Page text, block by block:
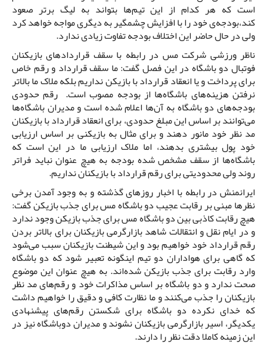
است که هر کدام از این تیم‌ها بتواند به لیگ برتر صعود
کند،بودجه‌ی خود را با افزایش چشمگیر به دیگری مواجه خواهد کرد
ولی در حال حاضر این اختلاف بودجه تفاوت زیادی ندارد.
ناظر ورزشی شرکت مس در رابطه با سقف قراردادهای بازیکنان
فوتبال دو باشگاه در این فصل گفت: ما سقف قرارداد و رقم خاص
برای پرداخت و یا انعقاد قرارداد با بازیکن نداریم بلکه ملاک ما بالاتر
نرفتن هزینه‌های باشگاه‌ها از بودجه مصوب است. رقم حدودی
بودجه‌های دو باشگاه به آن‌ها اعلام شده است و مدیران باشگاه‌ها
می‌توانند بر اساس این مبلغ حدودی، برای انعقاد قرارداد با بازیکنان
مد نظر خود مانور دهند و برای مثال به بازیکنی بر اساس ارزیابی
خود پول بیشتری بدهند، اما ملاک ارزیابی ما در این است که
باشگاه‌ها از سقف مشخص شده بودجه به هیچ عنوان نباید فراتر
روند ولی محدودیتی برای رقم قرارداد با بازیکنان نداریم.
ایرانمنش در رابطه با اخبار روزهای گذشته و به وجود آمدن برخی
نظرها مبنی بر رقابت عجیب دو باشگاه مس برای جذب بازیکن گفت:
هیچ رقابت کاذبی بین دو باشگاه مس برای جذب بازیکن وجود ندارد
و در ایام نقل و انتقالات شاهد بازارگرمی بازیکنان برای بالاتر بردن
رقم قرارداد خود خواهیم بود و این شیطنت بازیکنان سبب می‌شود
که گاهی برای هواداران دو تیم اینگونه تعبیر شود که دو باشگاه
وارد رقابت برای جذب بازیکن شده‌اند. به هیچ عنوان این موضوع
صحت ندارد و دو باشگاه بر اساس مذاکرات خود و رقم‌های مد نظر
بازیکنان را جذب می‌کنند و ما نظارت کافی و دقیق را خواهیم داشت
که خدای نکرده دو باشگاه برای شکستن رقم‌های پیشنهادی
یکدیگر، اسیر بازارگرمی بازیکنان نشوند و مدیران دوباشگاه نیز در
این زمینه کاملا دقت نظر را دارند.